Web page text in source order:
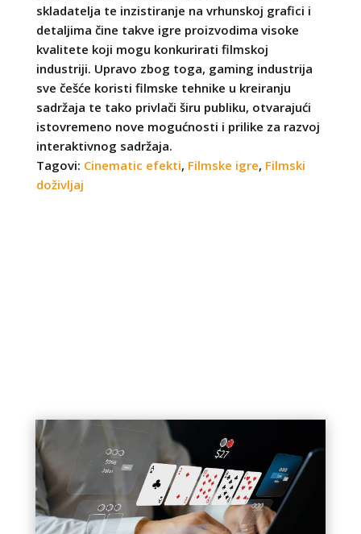
skladatelja te inzistiranje na vrhunskoj grafici i
detaljima čine takve igre proizvodima visoke
kvalitete koji mogu konkurirati filmskoj
industriji. Upravo zbog toga, gaming industrija
sve češće koristi filmske tehnike u kreiranju
sadržaja te tako privlači širu publiku, otvarajući
istovremeno nove mogućnosti i prilike za razvoj
interaktivnog sadržaja.
Tagovi: Cinematic efekti, Filmske igre, Filmski
doživljaj